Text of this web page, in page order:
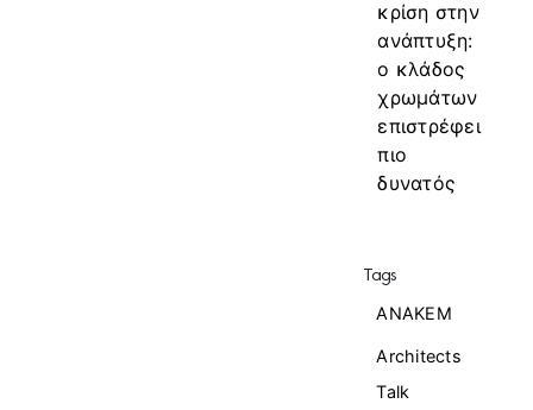
κρίση στην
ανάπτυξη:
ο κλάδος
χρωμάτων
επιστρέφει
πιο
δυνατός
Tags
ANAKEM
Architects
Talk